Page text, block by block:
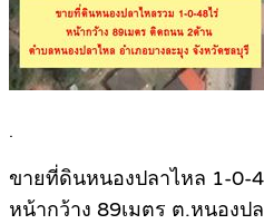
.
ขายที่ดินหนองปลาไหล 1-0-
หน้ากว้าง 89เมตร ต.หนองป